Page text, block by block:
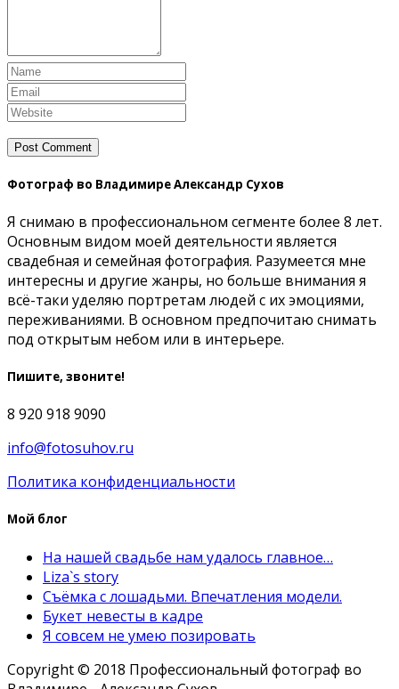
Фотограф во Владимире Александр Сухов
Я снимаю в профессиональном сегменте более 8 лет.
Основным видом моей деятельности является
свадебная и семейная фотография. Разумеется мне
интересны и другие жанры, но больше внимания я
всё-таки уделяю портретам людей с их эмоциями,
переживаниями. В основном предпочитаю снимать
под открытым небом или в интерьере.
Пишите, звоните!
8 920 918 9090
info@fotosuhov.ru
Политика конфиденциальности
Мой блог
На нашей свадьбе нам удалось главное…
Liza`s story
Съёмка с лошадьми. Впечатления модели.
Букет невесты в кадре
Я совсем не умею позировать
Copyright © 2018 Профессиональный фотограф во